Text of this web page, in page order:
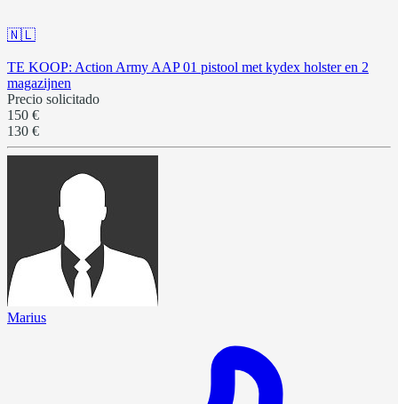
🇳🇱
TE KOOP: Action Army AAP 01 pistool met kydex holster en 2
magazijnen
Precio solicitado
150 €
130 €
Marius